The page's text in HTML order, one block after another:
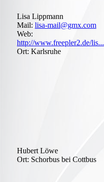
Lisa Lippmann
Mail: lisa-mail@gmx.com
Web:
http://www.freepler2.de/lis...
Ort: Karlsruhe
Hubert Löwe
Ort: Schorbus bei Cottbus